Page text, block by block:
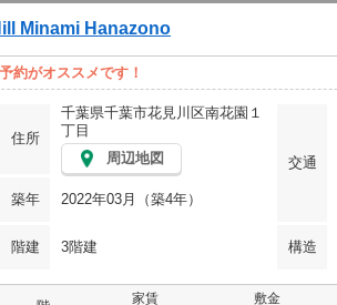
Minami Hanazono
約がオススメです！
住所
千葉県千葉市花見川区南花園１
丁目
周辺地図
交通
築年 2022年03月（築4年）
階建 3階建 構造
家賃
敷金